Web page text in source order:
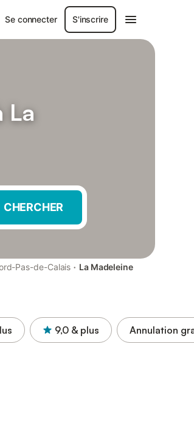
Se connecter S'inscrire
La
CHERCHER
Pas-de-Calais · La Madeleine
9,0 & plus Annulation